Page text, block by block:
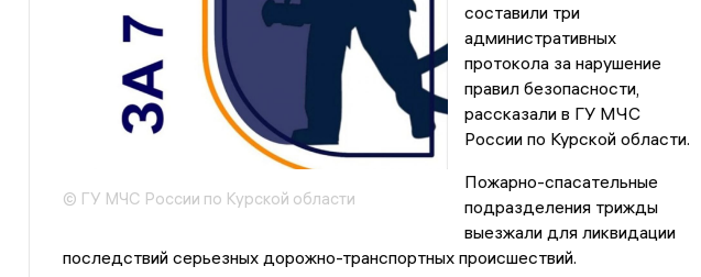
© ГУ МЧС России по Курской области
составили три
административных
протокола за нарушение
правил безопасности,
рассказали в ГУ МЧС
России по Курской области.
Пожарно-спасательные
подразделения трижды
выезжали для ликвидации
последствий серьезных дорожно-транспортных происшествий.